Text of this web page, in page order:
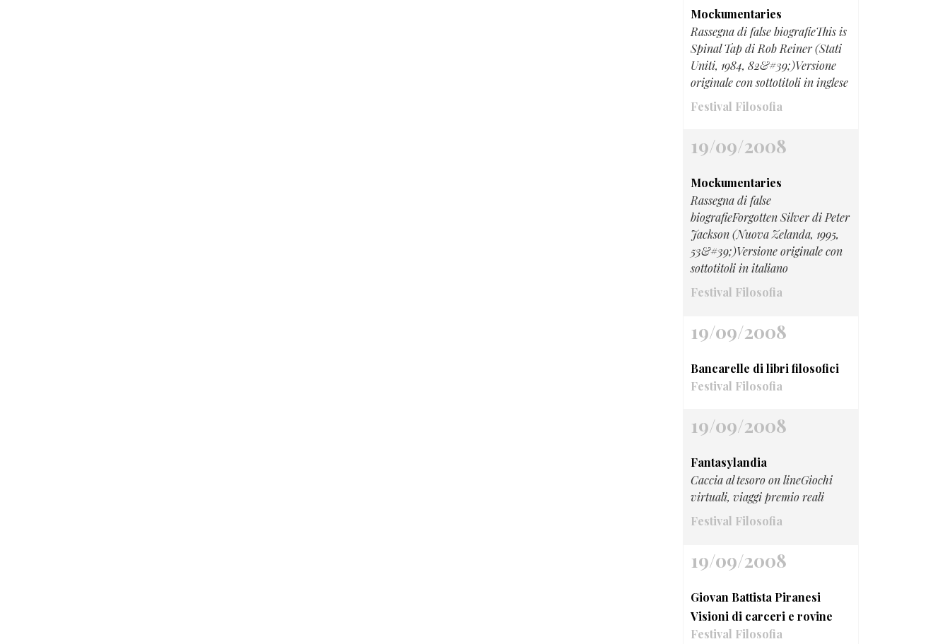
Mockumentaries
Rassegna di false biografieThis is
Spinal Tap di Rob Reiner (Stati
Uniti, 1984, 82&#39;)Versione
originale con sottotitoli in inglese
Festival Filosofia
19/09/2008
Mockumentaries
Rassegna di false
biografieForgotten Silver di Peter
Jackson (Nuova Zelanda, 1995,
53&#39;)Versione originale con
sottotitoli in italiano
Festival Filosofia
19/09/2008
Bancarelle di libri filosofici
Festival Filosofia
19/09/2008
Fantasylandia
Caccia al tesoro on lineGiochi
virtuali, viaggi premio reali
Festival Filosofia
19/09/2008
Giovan Battista Piranesi
Visioni di carceri e rovine
Festival Filosofia